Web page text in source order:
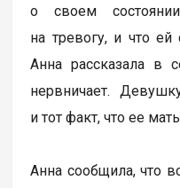
о своем
на тревогу, и что ей
Анна рассказала в
нервничает.
и тот факт, что ее
Анна сообщила, что